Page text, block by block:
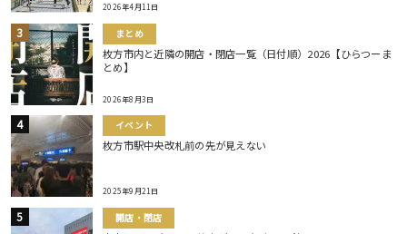
2026年4月11日
まとめ
枚方市内と近隣の開店・閉店一覧（日付順）2026【ひらつーま
とめ】
2026年8月3日
イベント
枚方市駅中央改札前の先が見えない
2025年9月21日
開店・閉店